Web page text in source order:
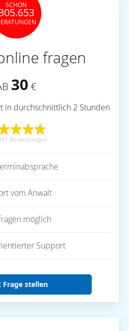
SCHON
fragen
30 €
in durchschnittlich 2 Stunden
Bewertungen
vom Anwalt
möglich
Support
Frage stellen